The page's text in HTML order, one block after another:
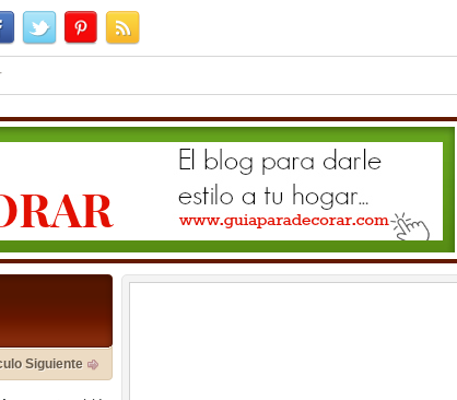
Siguiente